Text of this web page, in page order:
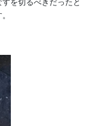
を切るべきだったと